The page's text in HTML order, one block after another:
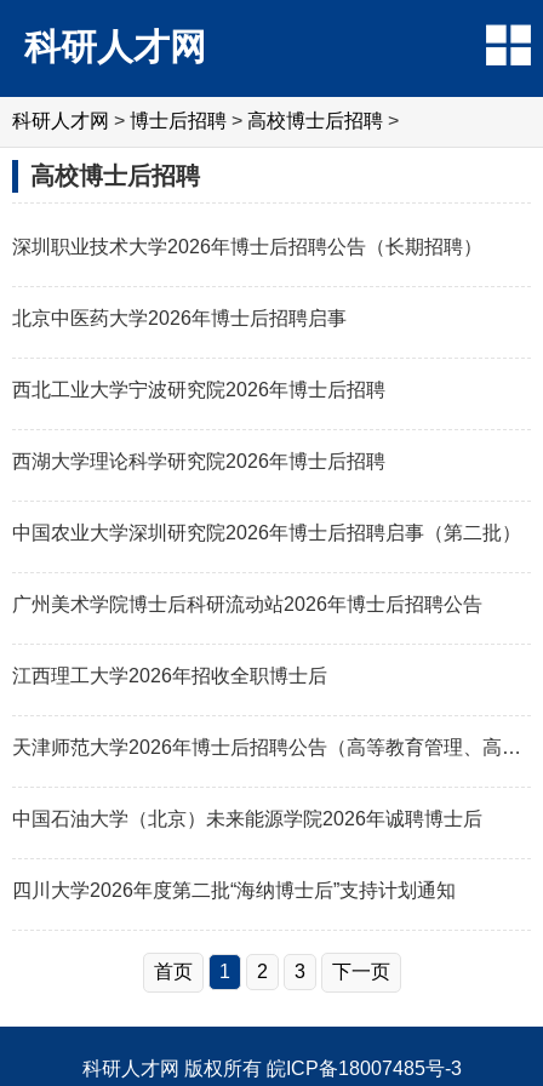
科研人才网
科研人才网 > 博士后招聘 > 高校博士后招聘 >
高校博士后招聘
深圳职业技术大学2026年博士后招聘公告（长期招聘）
北京中医药大学2026年博士后招聘启事
西北工业大学宁波研究院2026年博士后招聘
西湖大学理论科学研究院2026年博士后招聘
中国农业大学深圳研究院2026年博士后招聘启事（第二批）
广州美术学院博士后科研流动站2026年博士后招聘公告
江西理工大学2026年招收全职博士后
天津师范大学2026年博士后招聘公告（高等教育管理、高等教育评价方向）
中国石油大学（北京）未来能源学院2026年诚聘博士后
四川大学2026年度第二批“海纳博士后”支持计划通知
首页 1 2 3 下一页
科研人才网 版权所有 皖ICP备18007485号-3